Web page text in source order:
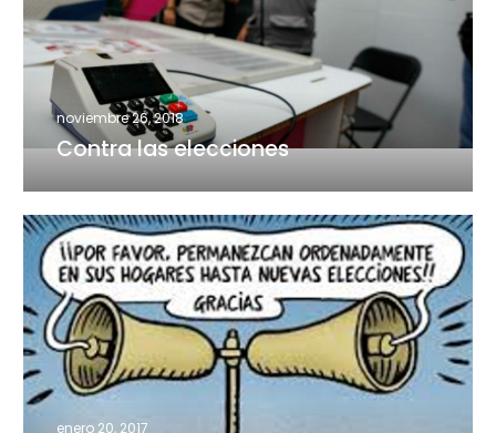
noviembre 26, 2018
Contra las elecciones
¡Queremos
votar!
enero 20, 2017